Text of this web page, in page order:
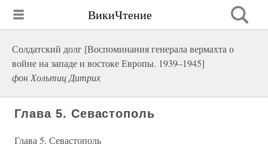
ВикиЧтение
Солдатский долг [Воспоминания генерала вермахта о
войне на западе и востоке Европы. 1939–1945]
фон Хольтиц Дитрих
Глава 5. Севастополь
Глава 5. Севастополь